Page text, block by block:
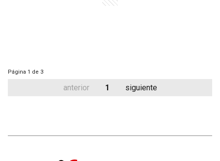
Página 1 de 3
anterior 1 siguiente